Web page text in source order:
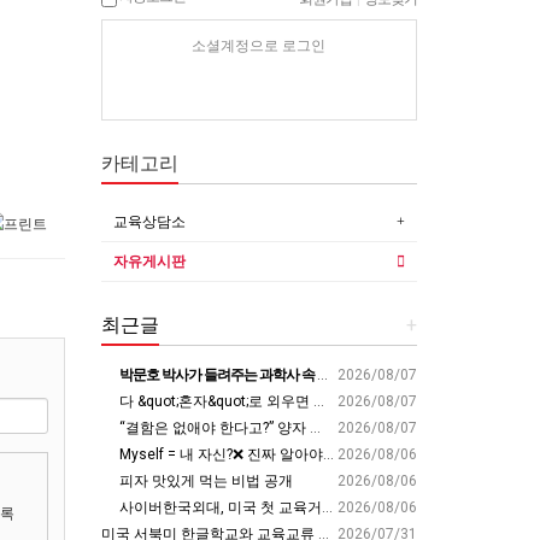
소셜계정으로 로그인
카테고리
교육상담소
자유게시판
+
최근글
2026/08/07
박문호 박사가 들려주는 과학사 속 결정적 순간들! 직관을 뛰어넘는 과학적 통찰 : 생각하는 청소년을 위한 과학 시리즈 1부(feat.박문호 박사)
2026/08/07
다 &quot;혼자&quot;로 외우면 틀려요. Alone????By myself????On my own
2026/08/07
“결함은 없애야 한다고?” 양자 연구자가 밝힌 신비: 없애려던 흠이 무기가 되는 방법 | 이정현 KIST 양자기술연구단 선임연구원 | 양자 컴퓨터 인생 | 세바시 2121회
2026/08/06
Myself = 내 자신?❌ 진짜 알아야 할 뜻????
2026/08/06
피자 맛있게 먹는 비법 공개
2026/08/06
사이버한국외대, 미국 첫 교육거점 구축…뉴욕에 미주글로벌센터 개소 - 재외동포신문
2026/07/31
미국 서북미 한글학교와 교육교류 첫 물꼬 - 사회적경제뉴스